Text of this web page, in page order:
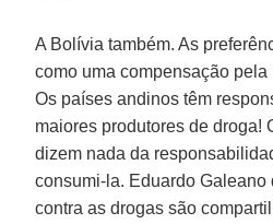
A Bolívia também. As
como uma compensação pela
Os países andinos têm
maiores produtores de droga!
dizem nada da
consumi-la. Eduardo Galeano
contra as drogas são